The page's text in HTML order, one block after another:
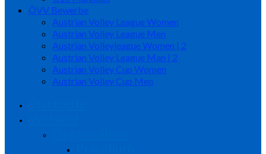
ÖVV Bewerbe
Austrian Volley League Women
Austrian Volley League Men
Austrian Volleyleague Women | 2
Austrian Volley League Man | 2
Austrian Volley Cup Women
Austrian Volley Cup Men